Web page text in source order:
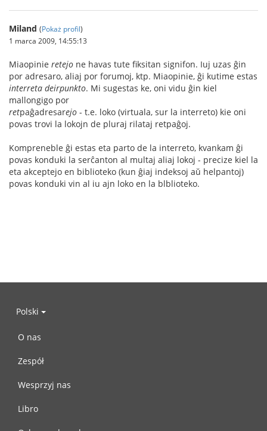
Miland (Pokaż profil)
1 marca 2009, 14:55:13
Miaopinie retejo ne havas tute fiksitan signifon. Iuj uzas ĝin
por adresaro, aliaj por forumoj, ktp. Miaopinie, ĝi kutime estas
interreta deirpunkto. Mi sugestas ke, oni vidu ĝin kiel
mallongigo por
retpaĝadresarejo - t.e. loko (virtuala, sur la interreto) kie oni
povas trovi la lokojn de pluraj rilataj retpaĝoj.
Kompreneble ĝi estas eta parto de la interreto, kvankam ĝi
povas konduki la serĉanton al multaj aliaj lokoj - precize kiel la
eta akceptejo en biblioteko (kun ĝiaj indeksoj aŭ helpantoj)
povas konduki vin al iu ajn loko en la blblioteko.
Polski
O nas
Zespół
Wesprzyj nas
Libro